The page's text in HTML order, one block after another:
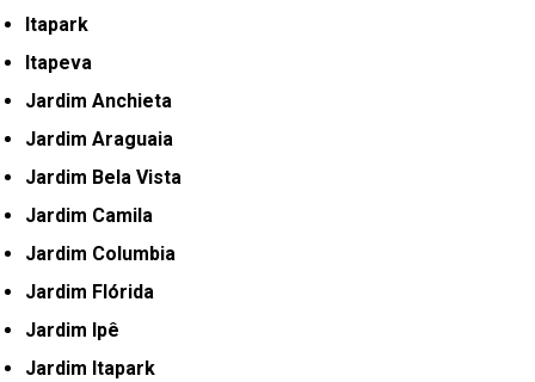
Itapark
Itapeva
Jardim Anchieta
Jardim Araguaia
Jardim Bela Vista
Jardim Camila
Jardim Columbia
Jardim Flórida
Jardim Ipê
Jardim Itapark